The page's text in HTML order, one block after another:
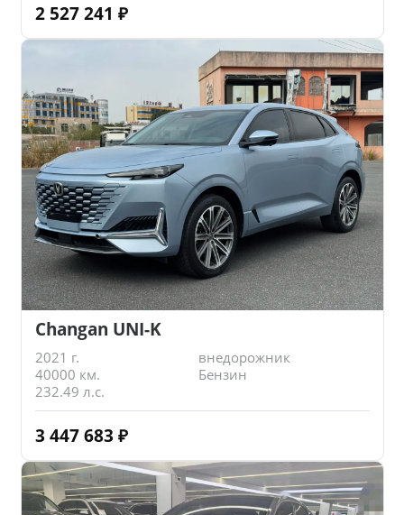
2 527 241 ₽
Changan UNI-K
2021 г.
внедорожник
40000 км.
Бензин
232.49 л.с.
3 447 683 ₽